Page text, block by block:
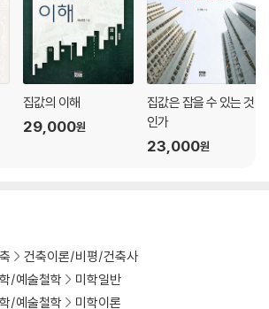
집값의 이해
29,000원
집값은 잡을 수 있는 것
인가
23,000원
건축이론/비평/건축사
/예술철학
미학일반
/예술철학 미학이론